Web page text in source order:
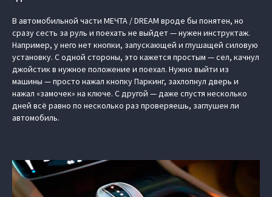
В автомобильной части МЕЧТА / DREAM вроде бы понятен, но
сразу сесть за руль и поехать не выйдет — нужен инструктаж.
Например, у него нет кнопки, запускающей и глушащей силовую
установку. С одной стороны, это кажется простым — сел, качнул
джойстик в нужное положение и поехал. Нужно выйти из
машины — просто нажал кнопку Паркинг, захлопнул дверь и
нажал «замочек» на ключе. С другой — даже спустя несколько
дней всё равно по несколько раз проверяешь, заглушен ли
автомобиль.